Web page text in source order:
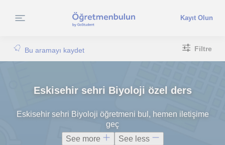
Kayıt Olun
Bu aramayı kaydet Filtre
Eskisehir sehri Biyoloji özel ders
Eskisehir sehri Biyoloji öğretmeni bul, hemen iletişime
geç
See more
See less